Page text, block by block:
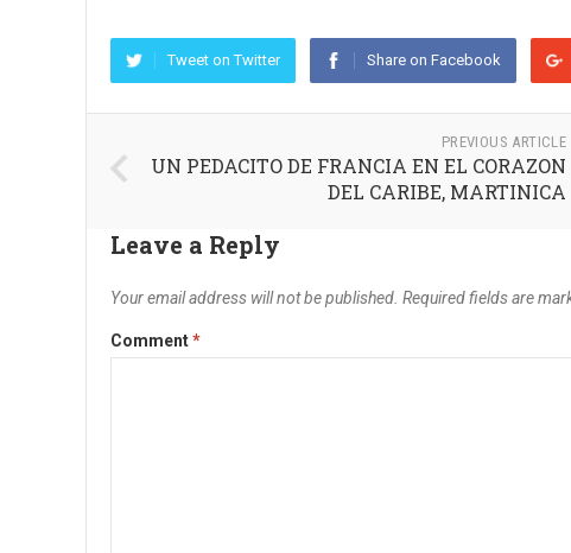
Tweet on Twitter Share on Facebook
PREVIOUS ARTICLE
UN PEDACITO DE FRANCIA EN EL CORAZON
DEL CARIBE, MARTINICA
Leave a Reply
Your email address will not be published. Required fields are
Comment*